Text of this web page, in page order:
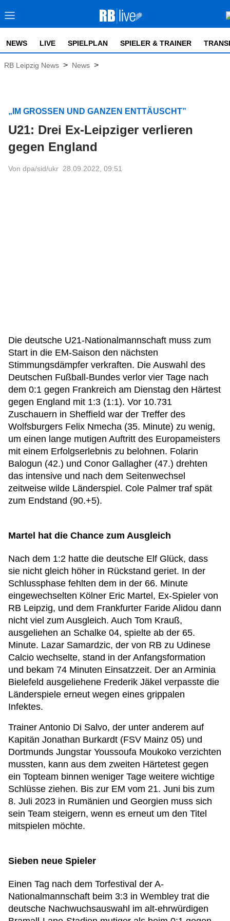
NEWS LIVE SPIELPLAN SPIELER & TRAINER
RB Leipzig News > News >
„IM GROSSEN UND GANZEN ENTTÄUSCHT”
U21: Drei Ex-Leipziger verlieren
gegen England
Von dpa/sid/ukr 28.09.2022, 09:51
Die deutsche U21-Nationalmannschaft muss zum
Start in die EM-Saison den nächsten
Stimmungsdämpfer verkraften. Die Auswahl des
Deutschen Fußball-Bundes verlor vier Tage nach
dem 0:1 gegen Frankreich am Dienstag den Härtest
gegen England mit 1:3 (1:1). Vor 10.731
Zuschauern in Sheffield war der Treffer des
Wolfsburgers Felix Nmecha (35. Minute) zu wenig,
um einen lange mutigen Auftritt des Europameisters
mit einem Erfolgserlebnis zu belohnen. Folarin
Balogun (42.) und Conor Gallagher (47.) drehten
das intensive und nach dem Seitenwechsel
zeitweise wilde Länderspiel. Cole Palmer traf spät
zum Endstand (90.+5).
Martel hat die Chance zum Ausgleich
Nach dem 1:2 hatte die deutsche Elf Glück, dass
sie nicht gleich höher in Rückstand geriet. In der
Schlussphase fehlten dem in der 66. Minute
eingewechselten Kölner Eric Martel, Ex-Spieler von
RB Leipzig, und dem Frankfurter Faride Alidou dann
nicht viel zum Ausgleich. Auch Tom Krauß,
ausgeliehen an Schalke 04, spielte ab der 65.
Minute. Lazar Samardzic, der von RB zu Udinese
Calcio wechselte, stand in der Anfangsformation
und bekam 74 Minuten Einsatzzeit. Der an Arminia
Bielefeld ausgeliehene Frederik Jäkel verpasste die
Länderspiele erneut wegen eines grippalen
Infektes.
Trainer Antonio Di Salvo, der unter anderem auf
Kapitän Jonathan Burkardt (FSV Mainz 05) und
Dortmunds Jungstar Youssoufa Moukoko verzichten
mussten, kann aus dem zweiten Härtetest gegen
ein Topteam binnen weniger Tage weitere wichtige
Schlüsse ziehen. Bis zur EM vom 21. Juni bis zum
8. Juli 2023 in Rumänien und Georgien muss sich
sein Team steigern, wenn es erneut um den Titel
mitspielen möchte.
Sieben neue Spieler
Einen Tag nach dem Torfestival der A-
Nationalmannschaft beim 3:3 in Wembley trat die
deutsche Nachwuchsauswahl im alt-ehrwürdigen